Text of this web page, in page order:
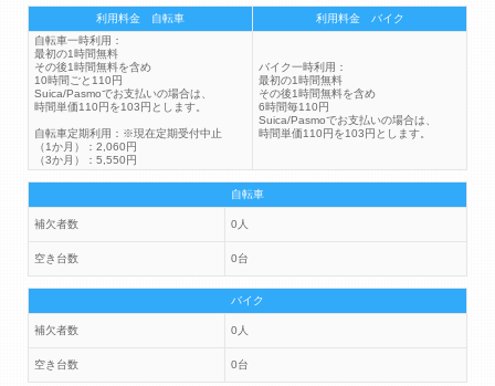
利用料金 自転車
利用料金 バイク
自転車一時利用：
最初の1時間無料
その後1時間無料を含め
10時間ごと110円
Suica/Pasmoでお支払いの場合は、
時間単価110円を103円とします。
自転車定期利用：※現在定期受付中止
（1か月）：2,060円
（3か月）：5,550円
バイク一時利用：
最初の1時間無料
その後1時間無料を含め
6時間毎110円
Suica/Pasmoでお支払いの場合は、
時間単価110円を103円とします。
自転車
補欠者数 0人
空き台数 0台
バイク
補欠者数 0人
空き台数 0台